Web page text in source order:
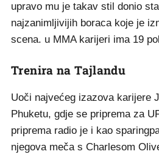
upravo mu je takav stil donio
najzanimljivijih boraca koje je
scena. u MMA karijeri ima 19
Trenira na Tajlandu
Uoči najvećeg izazova karijere
Phuketu, gdje se priprema za
priprema radio je i kao
njegova meča s Charlesom